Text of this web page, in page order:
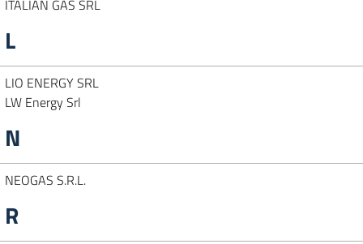
ITALIAN GAS SRL
L
LIO ENERGY SRL
LW Energy Srl
N
NEOGAS S.R.L.
R